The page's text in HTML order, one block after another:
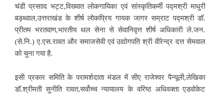
चंडी प्रसााद भट्ट,विख्यात लोकगायिका एवं सांस्कृतिकर्मी पद्मश्री माधुरी
बड़थ्वाल,उत्तराखंड के शीर्ष लोकप्रिय गायक जागर सम्राट पद्मश्री डॉ.
प्रीतम भरतवाण,भारतीय थल सेना से सेवानिवृत्त शीर्ष अधिकारी ले.जन.
(से.नि.) ए.एस.रावत और समाजसेवी एवं उद्योगपति श्री वीरेन्द्र दत्त सेमवाल
को चुना गया है.
इसी प्रकार समिति के परामर्शदाता मंडल में सीए राजेश्वर पैन्यूली,लेखिका
डॉ.श्रीमती सुनीति रावत,सर्वोच्च न्यायालय के वरिष्ठ अधिवक्ता एडवोकेट